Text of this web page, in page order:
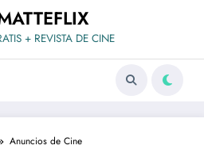
+ REVISTA DE CINE
Anuncios de Cine